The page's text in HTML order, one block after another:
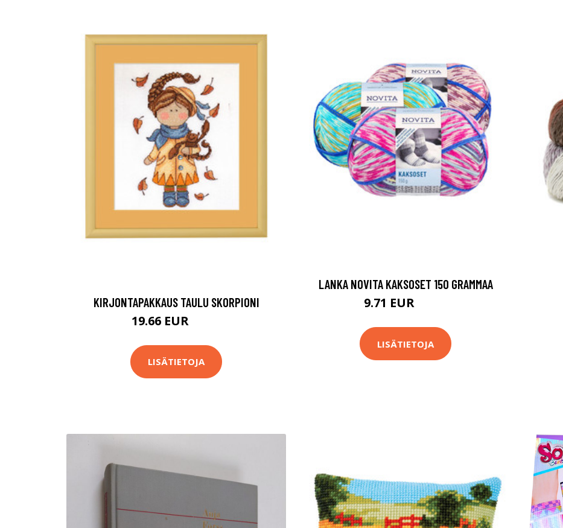
KIRJONTAPAKKAUS TAULU SKORPIONI
19.66 EUR
LISÄTIETOJA
LANKA NOVITA KAKSOSET 150 GRAMMAA
9.71 EUR
LISÄTIETOJA